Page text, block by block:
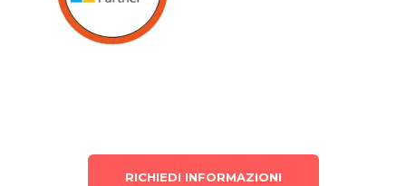
RICHIEDI INFORMAZIONI